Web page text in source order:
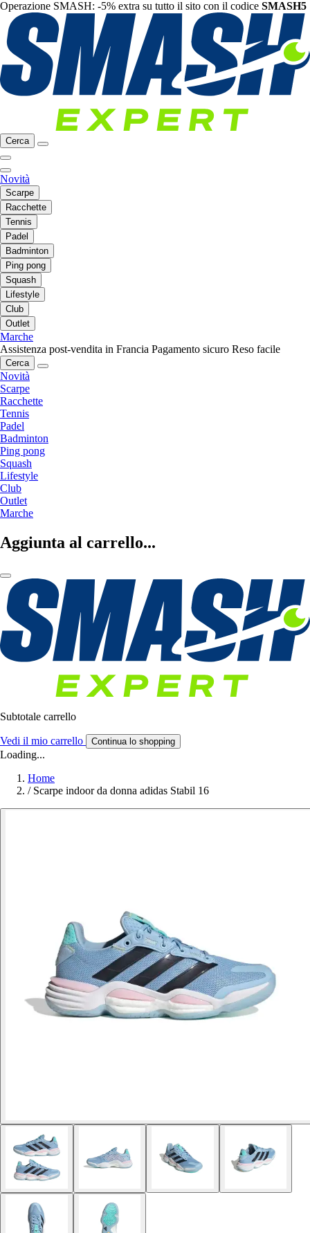
Operazione SMASH: -5% extra su tutto il sito con il codice SMASH5
Cerca
Novità
Scarpe
Racchette
Tennis
Padel
Badminton
Ping pong
Squash
Lifestyle
Club
Outlet
Marche
Assistenza post-vendita in Francia Pagamento sicuro Reso facile
Cerca
Novità
Scarpe
Racchette
Tennis
Padel
Badminton
Ping pong
Squash
Lifestyle
Club
Outlet
Marche
Aggiunta al carrello...
Subtotale carrello
Vedi il mio carrello Continua lo shopping
Loading...
Home
/ Scarpe indoor da donna adidas Stabil 16